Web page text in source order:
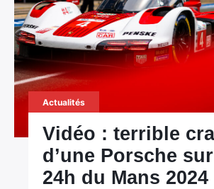
Actualités
Vidéo : terrible
d’une Porsche
24h du Mans 2024